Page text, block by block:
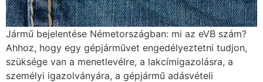
Jármű bejelentése Németországban: mi az eVB szám?
Ahhoz, hogy egy gépjárművet engedélyeztetni tudjon,
szüksége van a menetlevélre, a lakcímigazolásra, a
személyi igazolványára, a gépjármű adásvételi